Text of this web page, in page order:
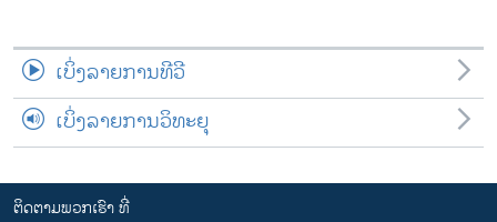
ເບິ່ງລາຍການທີວີ
ເບິ່ງລາຍການວິທະຍຸ
ຕິດຕາມພວກເຮົາ ທີ່